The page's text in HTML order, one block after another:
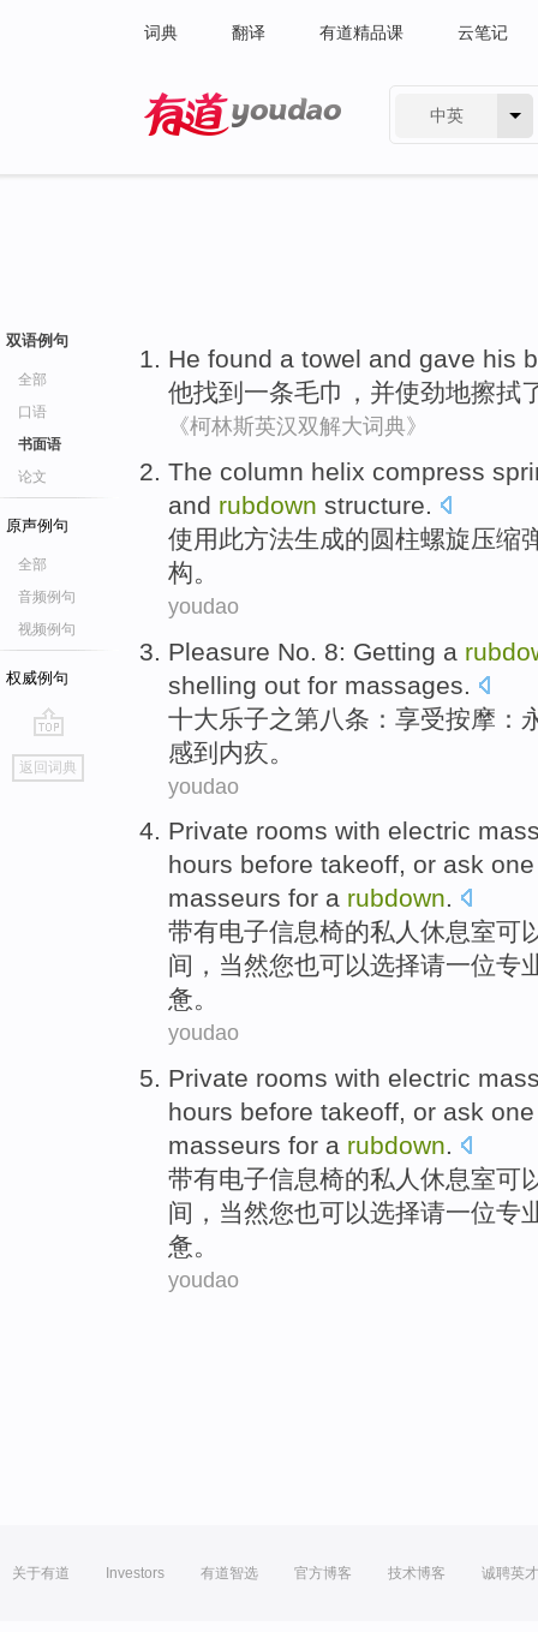
词典 翻译 有道精品课 云笔记
中英
双语例句
全部
口语
书面语
论文
原声例句
全部
音频例句
视频例句
权威例句
go
top
返回词典
He found a towel and gave his
他找到 一条毛巾 ，并使劲地擦拭
《柯林斯英汉双解大词典》
The column helix compress
and rubdown structure.
使用此方法生成的圆柱螺旋压缩
构。
youdao
Pleasure No. 8: Getting a
shelling out for massages
十大乐子之第八条 ：享受按摩：
感到 内疚。
youdao
Private rooms with electric
hours before takeoff, or ask one
masseurs for a rubdown.
带有电子信息椅的私人 休息室可
间 ，当然您也可以选择请一位专
惫。
youdao
Private rooms with electric
hours before takeoff, or ask one
masseurs for a rubdown.
带有电子信息椅的私人 休息室可
间 ，当然您也可以选择请一位专
惫。
youdao
关于有道 Investors 有道智选 官方博客 技术博客 诚聘英才